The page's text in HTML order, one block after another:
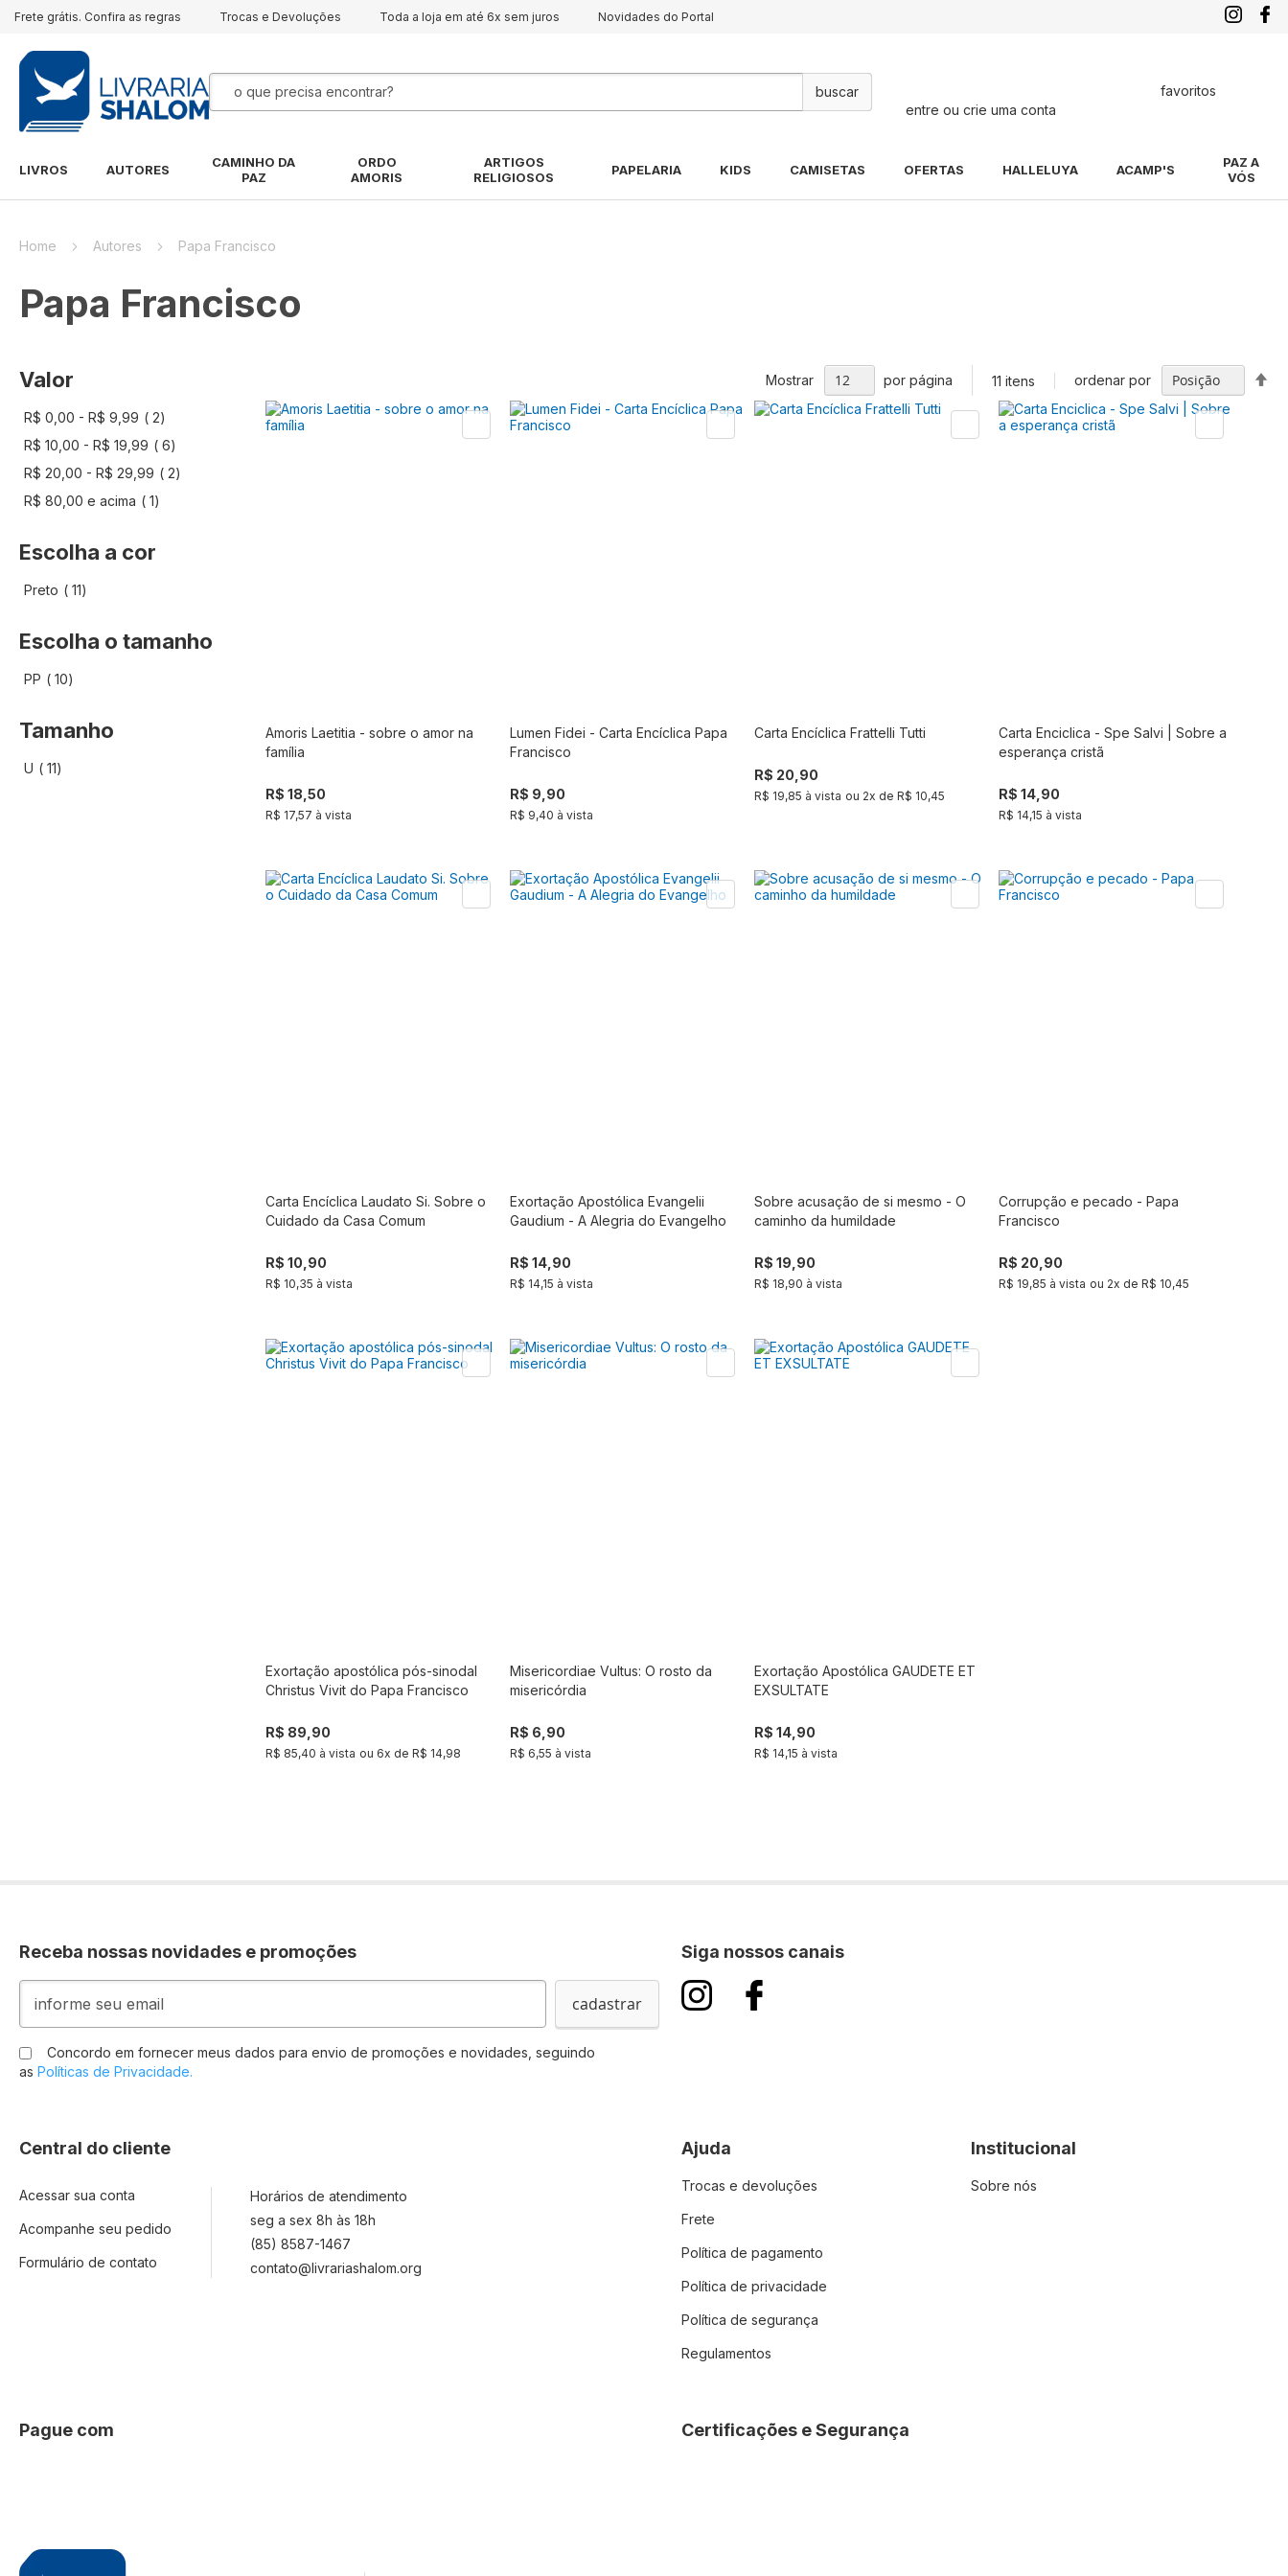
Frete grátis. Confira as regras Trocas e Devoluções Toda a loja em até 6x sem juros Novidades do Portal
Pesquisa entre ou crie uma conta
favoritos
LIVROS AUTORES
CAMINHO DA
PAZ
ORDO
AMORIS
ARTIGOS
RELIGIOSOS
PAPELARIA KIDS CAMISETAS OFERTAS HALLELUYA ACAMP'S
PAZ A
VÓS
Home Autores Papa Francisco
Papa Francisco
Mostrar por página 11 itens ordenar por
Amoris Laetitia - sobre o amor na
família
R$ 18,50
R$ 17,57 à vista
Lumen Fidei - Carta Encíclica Papa
Francisco
R$ 9,90
R$ 9,40 à vista
Carta Encíclica Frattelli Tutti
R$ 20,90
R$ 19,85 à vista ou 2x deR$ 10,45
Carta Enciclica - Spe Salvi | Sobre a
esperança cristã
R$ 14,90
R$ 14,15 à vista
Comprar
Carta Encíclica Laudato Si. Sobre o
Cuidado da Casa Comum
R$ 10,90
R$ 10,35 à vista
Produto fora de estoque
Exortação Apostólica Evangelii
Gaudium - A Alegria do Evangelho
R$ 14,90
R$ 14,15 à vista
Produto fora de estoque
Sobre acusação de si mesmo - O
caminho da humildade
R$ 19,90
R$ 18,90 à vista
Corrupção e pecado - Papa
Francisco
R$ 20,90
R$ 19,85 à vista ou 2x deR$ 10,45
Produto fora de estoque
Exortação apostólica pós-sinodal
Christus Vivit do Papa Francisco
R$ 89,90
R$ 85,40 à vista ou 6x de R$ 14,98
Produto fora de estoque
Misericordiae Vultus: O rosto da
misericórdia
R$ 6,90
R$ 6,55 à vista
Exortação Apostólica GAUDETE ET
EXSULTATE
R$ 14,90
R$ 14,15 à vista
Valor
R$ 0,00 - R$ 9,99 2artigo
R$ 10,00 - R$ 19,99 6artigo
R$ 20,00 - R$ 29,99 2artigo
R$ 80,00 e acima 1artigo
Escolha a cor
Preto 11artigo
Escolha o tamanho
PP 10artigo
Tamanho
U 11artigo
Receba nossas novidades e promoções
Inscreva-
na
nossa
Newsletter:
cadastrar
Concordo em fornecer meus dados para envio de promoções e novidades, seguindo
as Políticas de Privacidade.
Siga nossos canais
Central do cliente
Acessar sua conta
Acompanhe seu pedido
Formulário de contato
Horários de atendimento
seg a sex 8h às 18h
(85) 8587-1467
contato@livrariashalom.org
Ajuda
Trocas e devoluções
Frete
Política de pagamento
Política de privacidade
Política de segurança
Regulamentos
Institucional
Sobre nós
Pague com Certificações e Segurança